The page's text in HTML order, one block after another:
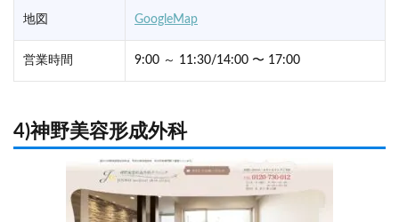
地図 GoogleMap
営業時間 9:00 ～ 11:30/14:00 〜 17:00
4)神野美容形成外科